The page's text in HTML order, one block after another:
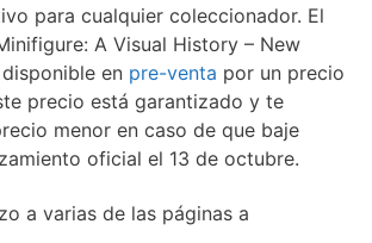
para cualquier coleccionador. El
A Visual History – New
en pre-venta por un precio
precio está garantizado y te
menor en caso de que baje
oficial el 13 de octubre.
a varias de las páginas a